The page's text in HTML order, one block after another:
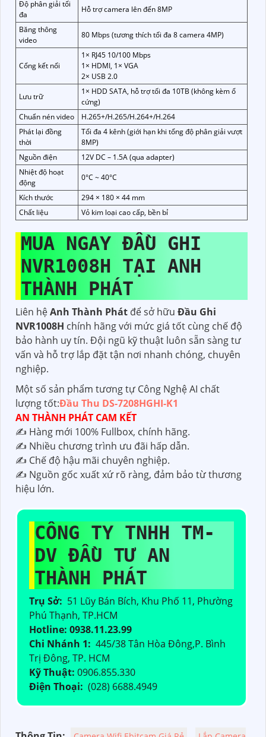
Độ phân giải tối
đa
Hỗ trợ camera lên đến 8MP
Băng thông
video
80 Mbps (tương thích tối đa 8 camera 4MP)
Cổng kết nối
1× RJ45 10/100 Mbps
1× HDMI, 1× VGA
2× USB 2.0
Lưu trữ
1× HDD SATA, hỗ trợ tối đa 10TB (không kèm ổ
cứng)
Chuẩn nén video
H.265+/H.265/H.264+/H.264
Phát lại đồng
thời
Tối đa 4 kênh (giới hạn khi tổng độ phân giải vượt
8MP)
Nguồn điện
12V DC – 1.5A (qua adapter)
Nhiệt độ hoạt
động
0°C ~ 40°C
Kích thước
294 × 180 × 44 mm
Chất liệu
Vỏ kim loại cao cấp, bền bỉ
MUA NGAY ĐẦU GHI
NVR1008H TẠI ANH
THÀNH PHÁT
Liên hệAnh Thành Phát để sở hữu Đầu Ghi
NVR1008H chính hãng với mức giá tốt cùng chế độ
bảo hành uy tín. Đội ngũ kỹ thuật luôn sẵn sàng tư
vấn và hỗ trợ lắp đặt tận nơi nhanh chóng, chuyên
nghiệp.
Một số sản phẩm tương tự Công Nghệ AI chất
lượng tốt:Đầu Thu DS-7208HGHI-K1
AN THÀNH PHÁT CAM KẾT
✍️ Hàng mới 100% Fullbox, chính hãng.
✍️ Nhiều chương trình ưu đãi hấp dẫn.
✍️ Chế độ hậu mãi chuyên nghiệp.
✍️ Nguồn gốc xuất xứ rõ ràng, đảm bảo từ thương
hiệu lớn.
CÔNG TY TNHH TM-
DV ĐẦU TƯ AN
THÀNH PHÁT
Trụ Sở: 51 Lũy Bán Bích, Khu Phố 11, Phường
Phú Thạnh, TP.HCM
Hotline: 0938.11.23.99
Chi Nhánh 1: 445/38 Tân Hòa Đông,P. Bình
Trị Đông, TP. HCM
Kỹ Thuật: 0906.855.330
Điện Thoại: (028) 6688.4949